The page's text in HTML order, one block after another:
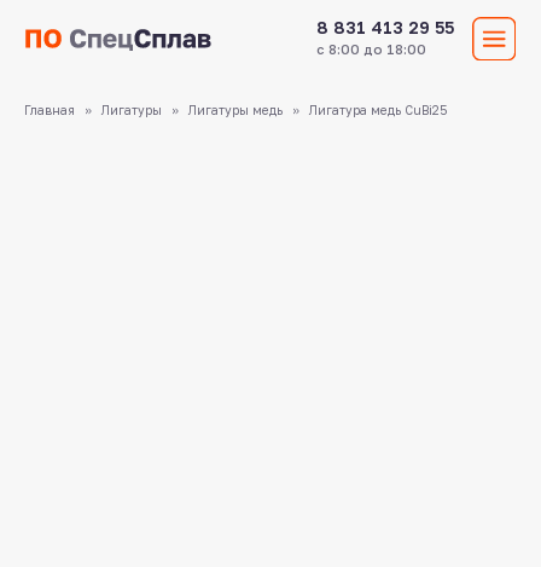
8 831 413 29 55
Главная Лигатуры Лигатуры медь Лигатура медь CuBi25